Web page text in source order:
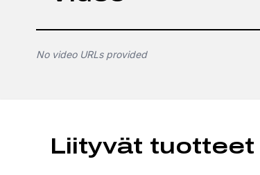
No video URLs provided
Liityvät tuotteet